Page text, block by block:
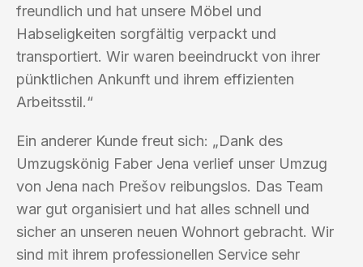
freundlich und hat unsere Möbel und
Habseligkeiten sorgfältig verpackt und
transportiert. Wir waren beeindruckt von ihrer
pünktlichen Ankunft und ihrem effizienten
Arbeitsstil.“
Ein anderer Kunde freut sich: „Dank des
Umzugskönig Faber Jena verlief unser Umzug
von Jena nach Prešov reibungslos. Das Team
war gut organisiert und hat alles schnell und
sicher an unseren neuen Wohnort gebracht. Wir
sind mit ihrem professionellen Service sehr